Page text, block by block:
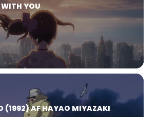
YOU
(1992) AF HAYAO MIYAZAKI